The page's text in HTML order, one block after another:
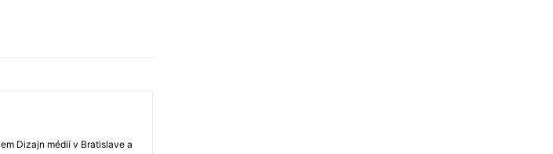
Dizajn médií v Bratislave a